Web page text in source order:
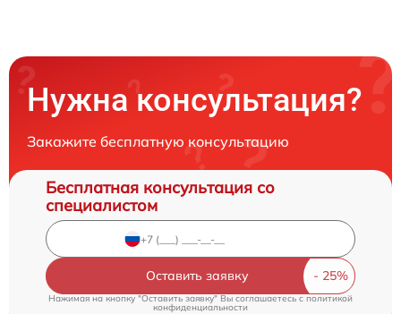
Нужна консультация?
Закажите бесплатную консультацию
Бесплатная консультация со
специалистом
Оставить заявку
Нажимая на кнопку "Оставить заявку" Вы соглашаетесь cполитикой
конфиденциальности